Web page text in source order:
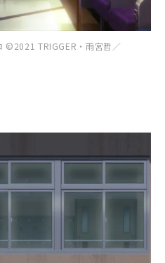
©2021 TRIGGER・雨宮哲／